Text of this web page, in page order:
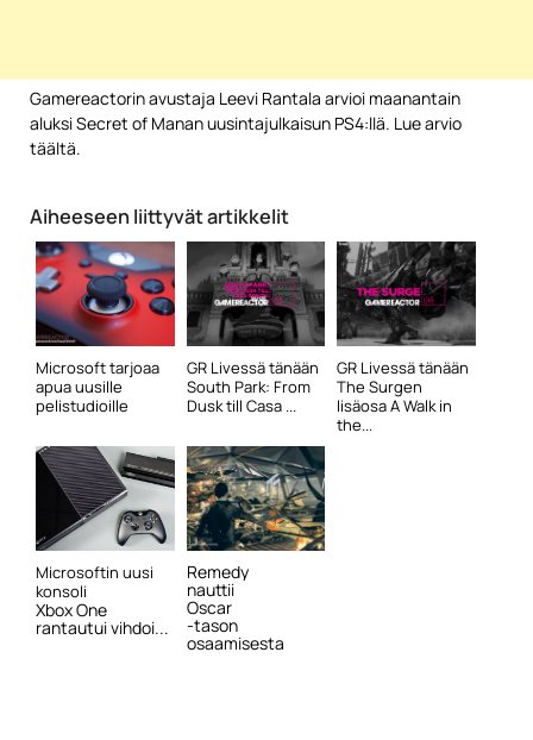
Gamereactorin avustaja Leevi Rantala arvioi maanantain
aluksi Secret of Manan uusintajulkaisun PS4:llä. Lue arvio
täältä.
Aiheeseen liittyvät artikkelit
Microsoft tarjoaa
apua uusille
pelistudioille
GR Livessä tänään
South Park: From
Dusk till Casa ...
GR Livessä tänään
The Surgen
lisäosa A Walk in
the...
Microsoftin uusi
konsoli
Xbox One
rantautui vihdoi...
Remedy
nauttii
Oscar
-tason
osaamisesta